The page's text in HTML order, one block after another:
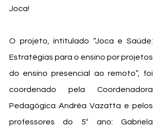
Joca!
O projeto, intitulado “Joca e Saúde:
Estratégias para o ensino por projetos
do ensino presencial ao remoto”, foi
coordenado pela Coordenadora
Pedagógica Andréa Vazatta e pelos
professores do 5º ano: Gabriela